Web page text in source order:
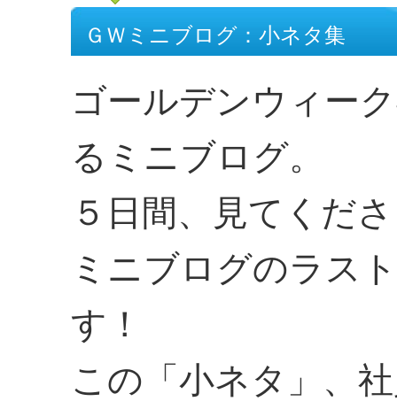
ＧＷミニブログ：小ネタ集
ゴールデンウィー
るミニブログ。
５日間、見てくだ
ミニブログのラス
す！
この「小ネタ」、